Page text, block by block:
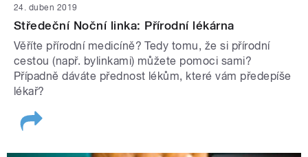
24. duben 2019
Středeční Noční linka: Přírodní lékárna
Věříte přírodní medicíně? Tedy tomu, že si přírodní
cestou (např. bylinkami) můžete pomoci sami?
Případně dáváte přednost lékům, které vám předepíše
lékař?